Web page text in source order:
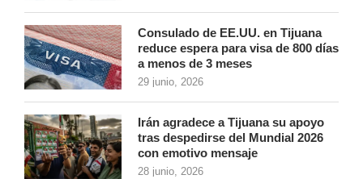
Consulado de EE.UU. en Tijuana
reduce espera para visa de 800 días
a menos de 3 meses
29 junio, 2026
Irán agradece a Tijuana su apoyo
tras despedirse del Mundial 2026
con emotivo mensaje
28 junio, 2026